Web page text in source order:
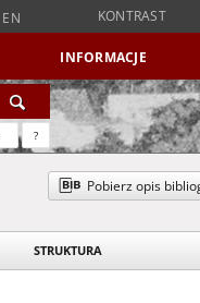
EN KONTRAST
INFORMACJE
?
Pobierz opis
STRUKTURA